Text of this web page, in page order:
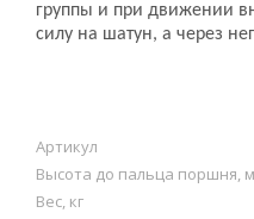
группы и при движении
силу на шатун, а через
Артикул
Высота до пальца поршня,
Вес, кг